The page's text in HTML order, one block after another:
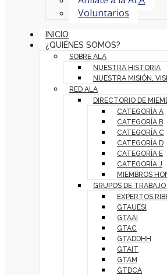
Voluntarios
INICIO
¿QUIÉNES SOMOS?
SOBRE ALA
NUESTRA HISTORIA
NUESTRA MISIÓN,
RED ALA
DIRECTORIO DE
CATEGORÍA A
CATEGORÍA B
CATEGORÍA C
CATEGORÍA D
CATEGORÍA E
CATEGORÍA J
MIEMBROS
GRUPOS DE
EXPERTOS
GTAUESI
GTAAI
GTAC
GTADDHH
GTAIT
GTAM
GTDCA